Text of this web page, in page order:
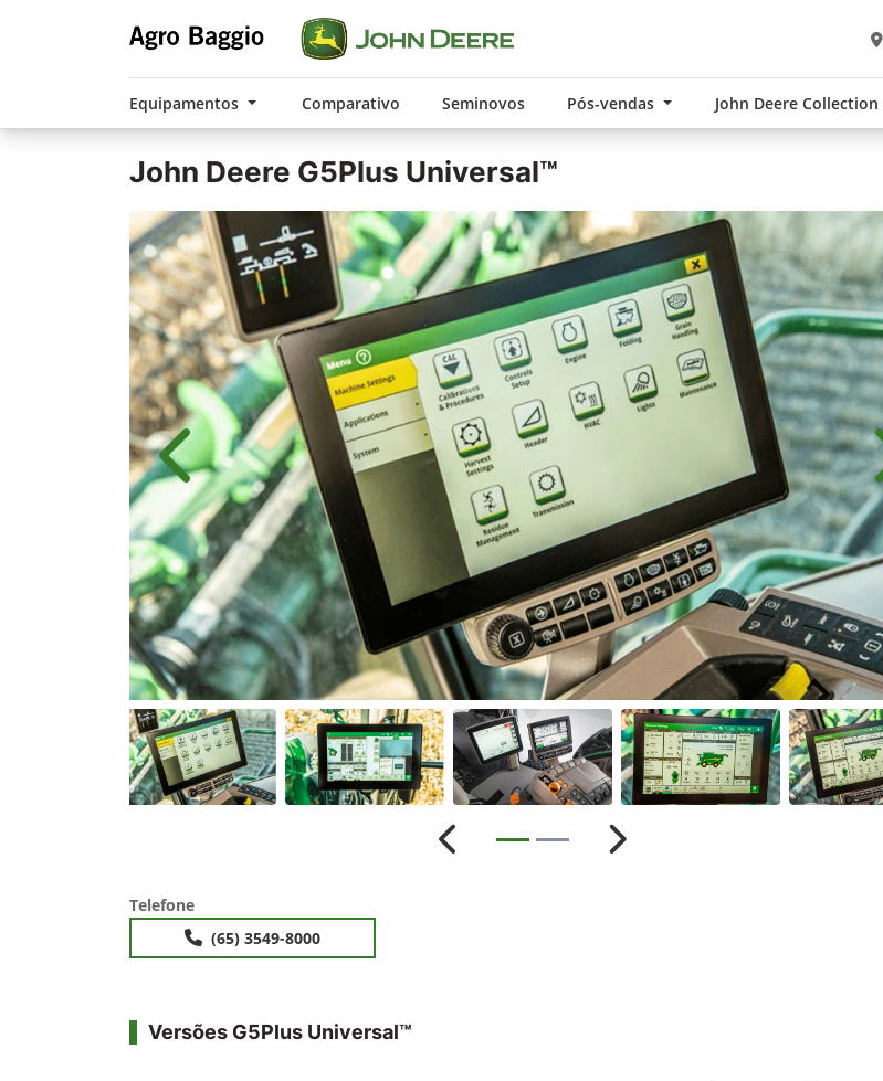
Equipamentos Comparativo Seminovos Pós-vendas John Deere Collection
John Deere G5Plus Universal™
Anterior
Anterior Próximo
Telefone
(65) 3549-8000
Versões G5Plus Universal™